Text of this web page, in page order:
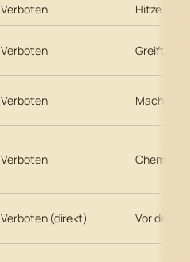
Verboten Hitze &
Verboten Greift
Verboten Macht
Verboten
Verboten (direkt) Vor dem